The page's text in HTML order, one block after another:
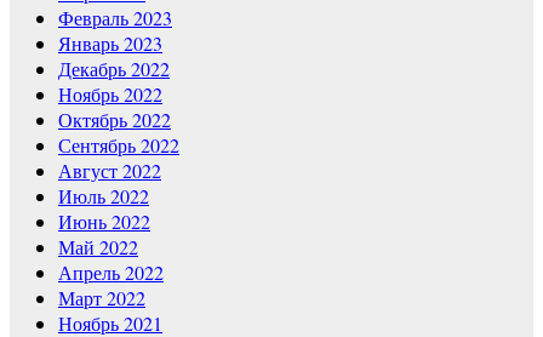
Февраль 2023
Январь 2023
Декабрь 2022
Ноябрь 2022
Октябрь 2022
Сентябрь 2022
Август 2022
Июль 2022
Июнь 2022
Май 2022
Апрель 2022
Март 2022
Ноябрь 2021